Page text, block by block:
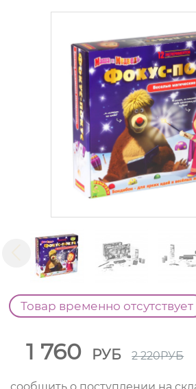
Товар временно отсутствует
1 760 РУБ 2 220РУБ